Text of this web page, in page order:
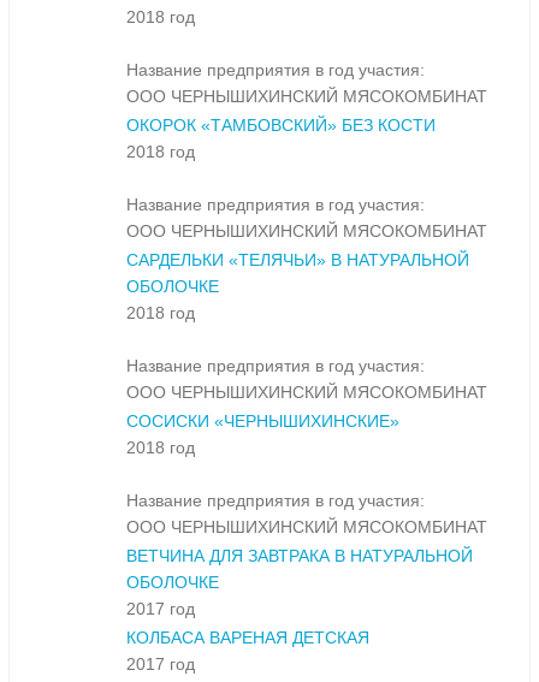
2018 год
Название предприятия в год участия:
ООО ЧЕРНЫШИХИНСКИЙ МЯСОКОМБИНАТ
ОКОРОК «ТАМБОВСКИЙ» БЕЗ КОСТИ
2018 год
Название предприятия в год участия:
ООО ЧЕРНЫШИХИНСКИЙ МЯСОКОМБИНАТ
САРДЕЛЬКИ «ТЕЛЯЧЬИ» В НАТУРАЛЬНОЙ
ОБОЛОЧКЕ
2018 год
Название предприятия в год участия:
ООО ЧЕРНЫШИХИНСКИЙ МЯСОКОМБИНАТ
СОСИСКИ «ЧЕРНЫШИХИНСКИЕ»
2018 год
Название предприятия в год участия:
ООО ЧЕРНЫШИХИНСКИЙ МЯСОКОМБИНАТ
ВЕТЧИНА ДЛЯ ЗАВТРАКА В НАТУРАЛЬНОЙ
ОБОЛОЧКЕ
2017 год
КОЛБАСА ВАРЕНАЯ ДЕТСКАЯ
2017 год